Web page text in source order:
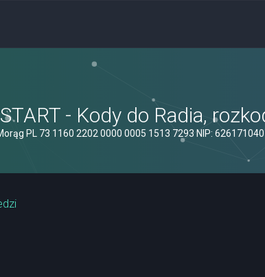
- Kody do Radia,
PL 73 1160 2202 0000 0005 1513 7293 NIP: